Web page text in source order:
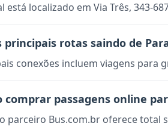
está localizado em Via Três, 343-
principais rotas saindo de
conexões incluem viagens para
comprar passagens online
parceiro Bus.com.br oferece total